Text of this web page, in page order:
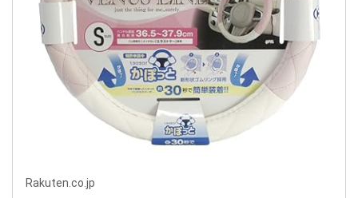
Rakuten.co.jp